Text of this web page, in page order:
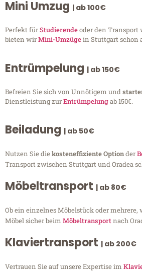
Mini Umzug | ab 100€
Perfekt fürStudierendeoder den Transport
bieten wirMini-Umzügein Stuttgart schon
Entrümpelung | ab 150€
Befreien Sie sich von Unnötigem und
Dienstleistung zurEntrümpelungab 150€.
Beiladung | ab 50€
Nutzen Sie diekosteneffiziente Optionder
Transport zwischen Stuttgart und Oradea
Möbeltransport | ab 80€
Ob ein einzelnes Möbelstück oder
Möbel sicher beim Möbeltransportnach
Klaviertransport | ab 200€
Vertrauen Sie auf unsere Expertise im